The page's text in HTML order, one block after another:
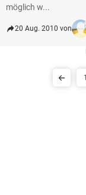
möglich w...
20 Aug. 2010 von
1